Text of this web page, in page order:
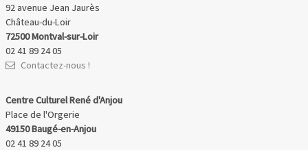
92 avenue Jean Jaurès
Château-du-Loir
72500 Montval-sur-Loir
02 41 89 24 05
Contactez-nous !
Centre Culturel René d'Anjou
Place de l'Orgerie
49150 Baugé-en-Anjou
02 41 89 24 05